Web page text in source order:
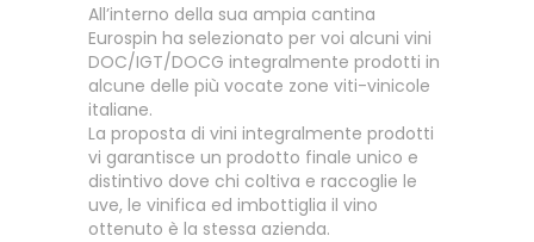
All’interno della sua ampia cantina
Eurospin ha selezionato per voi alcuni vini
DOC/IGT/DOCG integralmente prodotti in
alcune delle più vocate zone viti-vinicole
italiane.
La proposta di vini integralmente prodotti
vi garantisce un prodotto finale unico e
distintivo dove chi coltiva e raccoglie le
uve, le vinifica ed imbottiglia il vino
ottenuto è la stessa azienda.